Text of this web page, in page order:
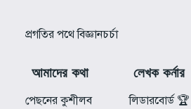
প্রগতির পথে বিজ্ঞানচর্চা
আমাদের কথা
পেছনের কুশীলব
লেখক কর্নার
লিডারবোর্ড 🏆